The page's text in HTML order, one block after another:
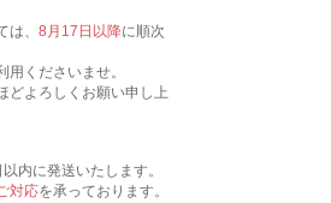
、 8月17日以降に順次
くださいませ。
どよろしくお願い申し上
内に発送いたします。
対応を承っております。